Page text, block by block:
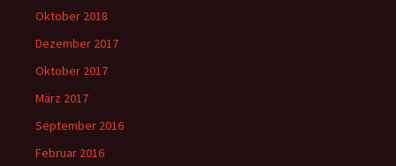
Oktober 2018
Dezember 2017
Oktober 2017
März 2017
September 2016
Februar 2016